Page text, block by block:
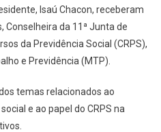
Isaú Chacon, receberam
Conselheira da 11ª Junta de
da Previdência Social (CRPS),
e Previdência (MTP).
temas relacionados ao
e ao papel do CRPS na